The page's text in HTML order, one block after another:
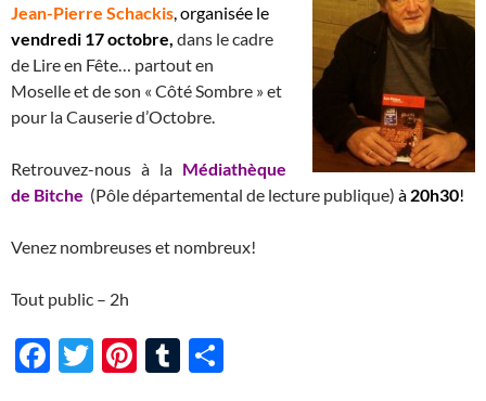
Jean-Pierre Schackis, organisée le
vendredi 17 octobre, dans le cadre
de Lire en Fête… partout en
Moselle et de son « Côté Sombre » et
pour la Causerie d’Octobre.
Retrouvez-nous à la Médiathèque
de Bitche (Pôle départemental de lecture publique) à 20h30!
Venez nombreuses et nombreux!
Tout public – 2h
F
T
Pi T